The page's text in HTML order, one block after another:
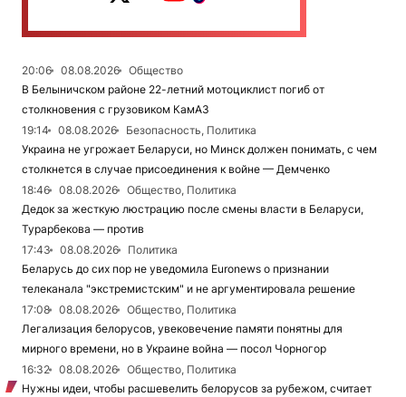
20:06 08.08.2026
Общество
В Белыничском районе 22-летний мотоциклист погиб от
столкновения с грузовиком КамАЗ
19:14
08.08.2026
Безопасность, Политика
Украина не угрожает Беларуси, но Минск должен понимать, с чем
столкнется в случае присоединения к войне — Демченко
18:46
08.08.2026
Общество, Политика
Дедок за жесткую люстрацию после смены власти в Беларуси,
Турарбекова — против
17:43
08.08.2026
Политика
Беларусь до сих пор не уведомила Euronews о признании
телеканала "экстремистским" и не аргументировала решение
17:08
08.08.2026
Общество, Политика
Легализация белорусов, увековечение памяти понятны для
мирного времени, но в Украине война — посол Чорногор
16:32
08.08.2026
Общество, Политика
Нужны идеи, чтобы расшевелить белорусов за рубежом, считает